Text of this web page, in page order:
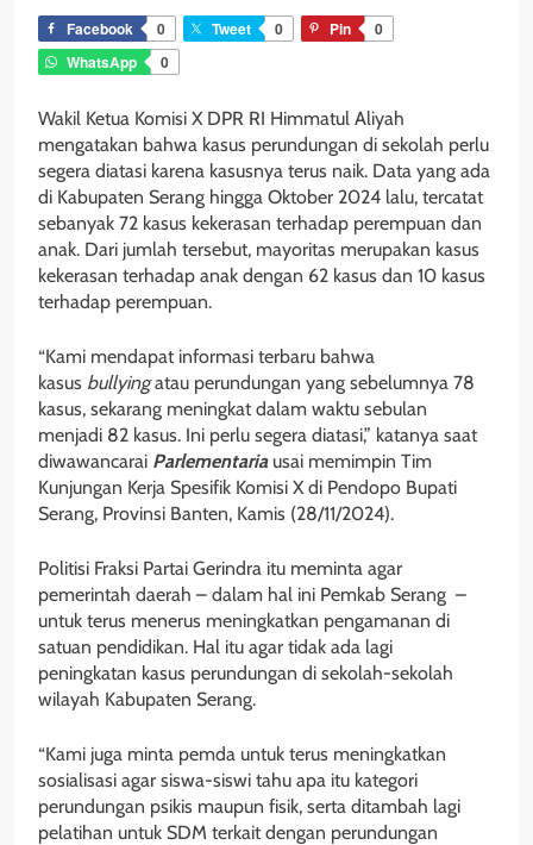
Facebook 0 Tweet 0 Pin
0
WhatsApp
0
Wakil Ketua Komisi X DPR RI Himmatul Aliyah
mengatakan bahwa kasus perundungan di sekolah perlu
segera diatasi karena kasusnya terus naik. Data yang ada
di Kabupaten Serang hingga Oktober 2024 lalu, tercatat
sebanyak 72 kasus kekerasan terhadap perempuan dan
anak. Dari jumlah tersebut, mayoritas merupakan kasus
kekerasan terhadap anak dengan 62 kasus dan 10 kasus
terhadap perempuan.
“Kami mendapat informasi terbaru bahwa
kasus bullyingatau perundungan yang sebelumnya 78
kasus, sekarang meningkat dalam waktu sebulan
menjadi 82 kasus. Ini perlu segera diatasi,” katanya saat
diwawancarai Parlementariausai memimpin Tim
Kunjungan Kerja Spesifik Komisi X di Pendopo Bupati
Serang, Provinsi Banten, Kamis (28/11/2024).
Politisi Fraksi Partai Gerindra itu meminta agar
pemerintah daerah – dalam hal ini Pemkab Serang –
untuk terus menerus meningkatkan pengamanan di
satuan pendidikan. Hal itu agar tidak ada lagi
peningkatan kasus perundungan di sekolah-sekolah
wilayah Kabupaten Serang.
“Kami juga minta pemda untuk terus meningkatkan
sosialisasi agar siswa-siswi tahu apa itu kategori
perundungan psikis maupun fisik, serta ditambah lagi
pelatihan untuk SDM terkait dengan perundungan